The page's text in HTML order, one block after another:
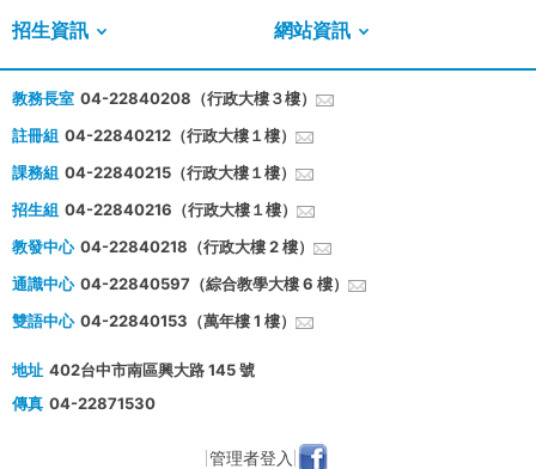
招生資訊 網站資訊
教務長室 04-22840208（行政大樓３樓）
註冊組 04-22840212（行政大樓１樓）
課務組 04-22840215（行政大樓１樓）
招生組 04-22840216（行政大樓１樓）
教發中心 04-22840218（行政大樓 2 樓）
通識中心 04-22840597（綜合教學大樓 6 樓）
雙語中心 04-22840153（萬年樓 1 樓）
地址 402台中市南區興大路 145 號
傳真 04-22871530
管理者登入